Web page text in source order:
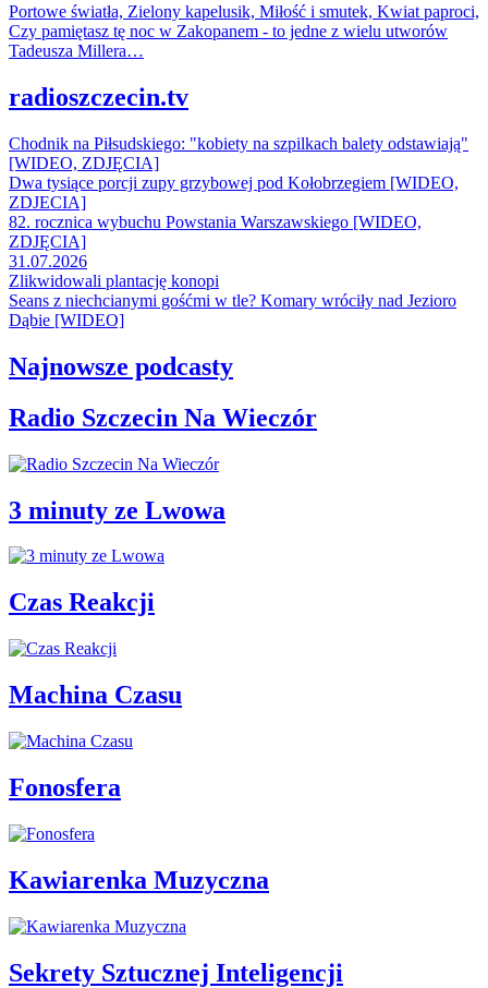
Portowe światła, Zielony kapelusik, Miłość i smutek, Kwiat paproci,
Czy pamiętasz tę noc w Zakopanem - to jedne z wielu utworów
Tadeusza Millera…
radioszczecin.tv
Chodnik na Piłsudskiego: "kobiety na szpilkach balety odstawiają"
[WIDEO, ZDJĘCIA]
Dwa tysiące porcji zupy grzybowej pod Kołobrzegiem [WIDEO,
ZDJECIA]
82. rocznica wybuchu Powstania Warszawskiego [WIDEO,
ZDJĘCIA]
31.07.2026
Zlikwidowali plantację konopi
Seans z niechcianymi gośćmi w tle? Komary wróciły nad Jezioro
Dąbie [WIDEO]
Najnowsze podcasty
Radio Szczecin Na Wieczór
3 minuty ze Lwowa
Czas Reakcji
Machina Czasu
Fonosfera
Kawiarenka Muzyczna
Sekrety Sztucznej Inteligencji